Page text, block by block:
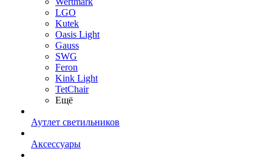
LGO
Kutek
Oasis Light
Gauss
SWG
Feron
Kink Light
TetСhair
Ещё
Аутлет светильников
Аксессуары